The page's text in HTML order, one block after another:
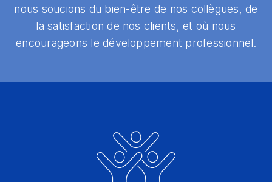
nous soucions du bien-être de nos collègues, de
la satisfaction de nos clients, et où nous
encourageons le développement professionnel.